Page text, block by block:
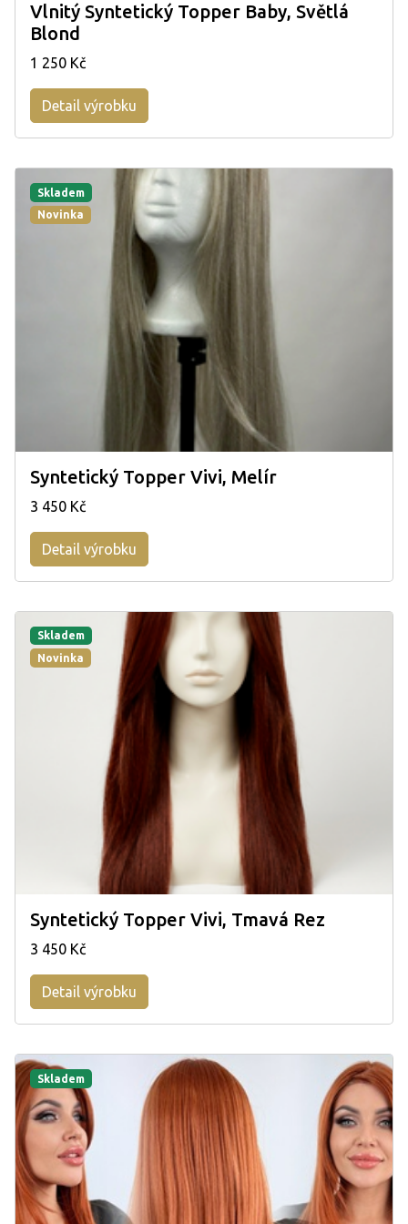
Vlnitý Syntetický Topper Baby, Světlá
Blond
1 250 Kč
Detail výrobku
Skladem
Novinka
Syntetický Topper Vivi, Melír
3 450 Kč
Detail výrobku
Skladem
Novinka
Syntetický Topper Vivi, Tmavá Rez
3 450 Kč
Detail výrobku
Skladem